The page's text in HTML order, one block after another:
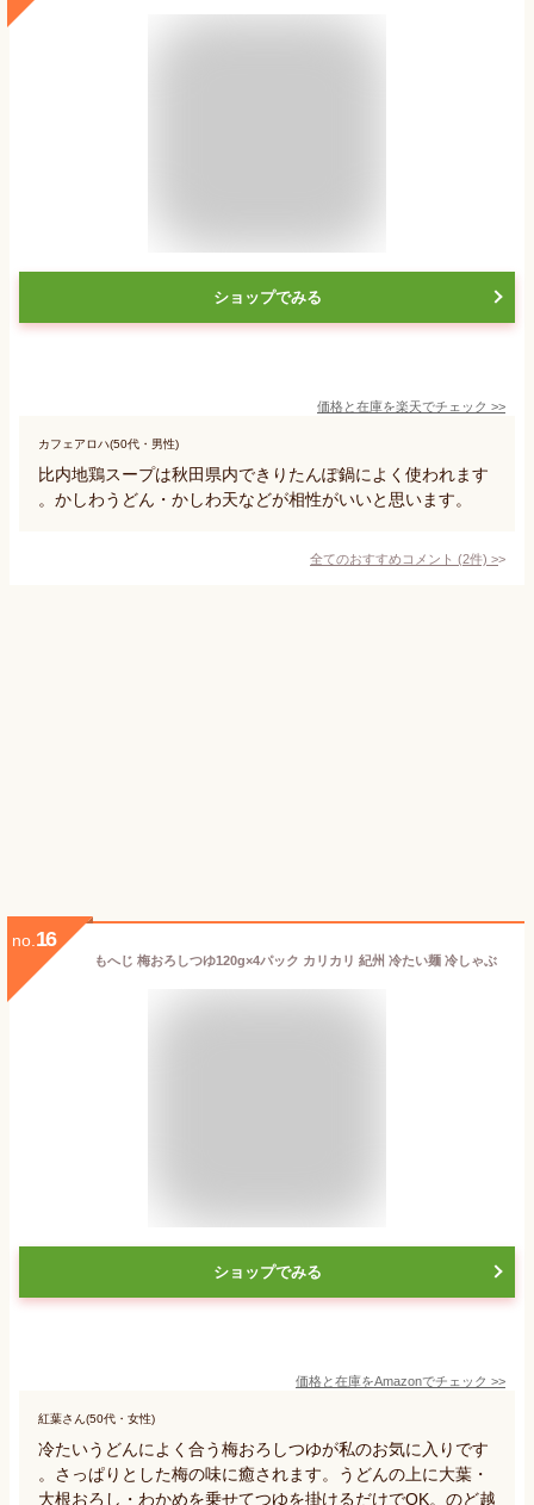
ショップでみる
価格と在庫を楽天でチェック >>
カフェアロハ(50代・男性)
比内地鶏スープは秋田県内できりたんぽ鍋によく使われます
。かしわうどん・かしわ天などが相性がいいと思います。
全てのおすすめコメント (2件) >
no. 16
もへじ 梅おろしつゆ120g×4パック カリカリ 紀州 冷たい麺 冷しゃぶ
ショップでみる
価格と在庫をAmazonでチェック >>
紅葉さん(50代・女性)
冷たいうどんによく合う梅おろしつゆが私のお気に入りです
。さっぱりとした梅の味に癒されます。うどんの上に大葉・
大根おろし・わかめを乗せてつゆを掛けるだけでOK。のど越